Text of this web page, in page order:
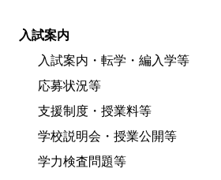
入試案内
入試案内・転学・編入学等
応募状況等
支援制度・授業料等
学校説明会・授業公開等
学力検査問題等